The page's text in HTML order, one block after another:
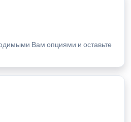
Вам опциями и оставьте